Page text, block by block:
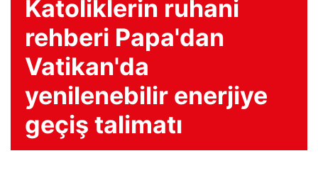
Katoliklerin ruhani
rehberi Papa'dan
Vatikan'da
yenilenebilir enerjiye
geçiş talimatı